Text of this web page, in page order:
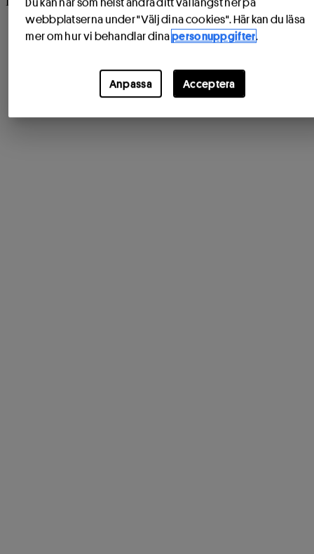
webbplatserna under "Välj dina cookies". Här kan du läsa
mer om hur vi behandlar dinapersonuppgifter.
Anpassa Acceptera